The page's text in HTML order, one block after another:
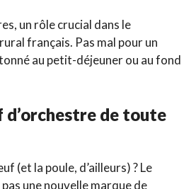
un rôle crucial dans le
français. Pas mal pour un
au petit-déjeuner ou au fond
d’orchestre de toute
(et la poule, d’ailleurs) ? Le
pas une nouvelle marque de